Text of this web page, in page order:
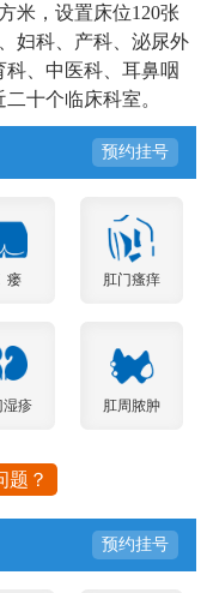
米，设置床位120张
妇科、产科、泌尿外
、中医科、耳鼻咽
十个临床科室。
预约挂号
瘘 肛门瘙痒
湿疹 肛周脓肿
题？
预约挂号